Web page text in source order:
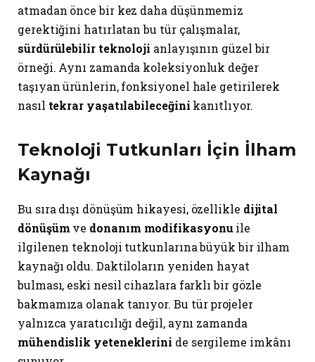
atmadan önce bir kez daha düşünmemiz
gerektiğini hatırlatan bu tür çalışmalar,
sürdürülebilir teknoloji anlayışının güzel bir
örneği. Aynı zamanda koleksiyonluk değer
taşıyan ürünlerin, fonksiyonel hale getirilerek
nasıl tekrar yaşatılabileceğini kanıtlıyor.
Teknoloji Tutkunları İçin İlham
Kaynağı
Bu sıra dışı dönüşüm hikayesi, özellikle dijital
dönüşümve donanım modifikasyonuile
ilgilenen teknoloji tutkunlarına büyük bir ilham
kaynağı oldu. Daktiloların yeniden hayat
bulması, eski nesil cihazlara farklı bir gözle
bakmamıza olanak tanıyor. Bu tür projeler
yalnızca yaratıcılığı değil, aynı zamanda
mühendislik yeteneklerini de sergileme imkânı